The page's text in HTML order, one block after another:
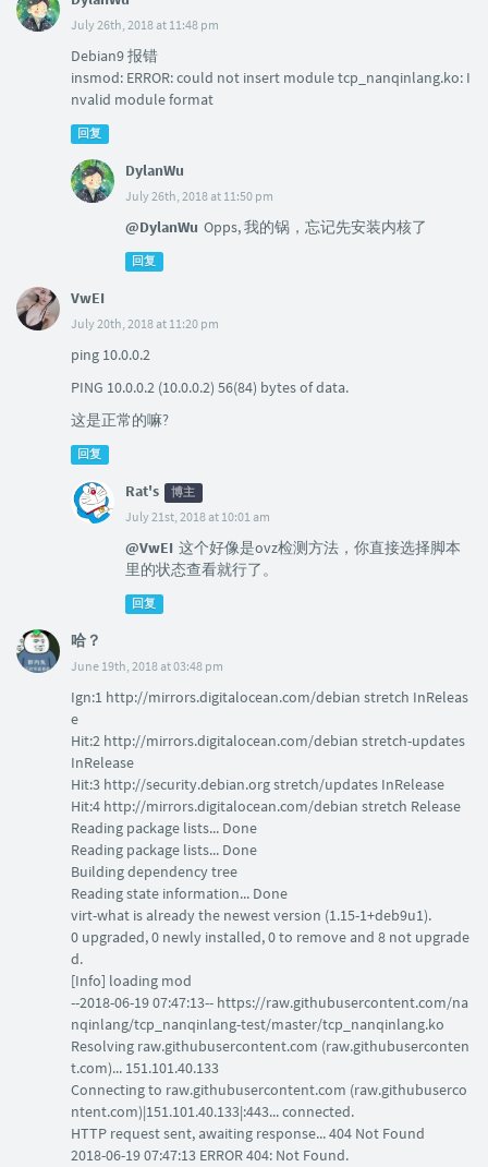
July 26th, 2018 at 11:48 pm
Debian9 报错
insmod: ERROR: could not insert module tcp_nanqinlang.ko: I
nvalid module format
回复
DylanWu
July 26th, 2018 at 11:50 pm
@DylanWu Opps, 我的锅，忘记先安装内核了
回复
VwEI
July 20th, 2018 at 11:20 pm
ping 10.0.0.2
PING 10.0.0.2 (10.0.0.2) 56(84) bytes of data.
这是正常的嘛?
回复
Rat's 博主
July 21st, 2018 at 10:01 am
@VwEI 这个好像是ovz检测方法，你直接选择脚本
里的状态查看就行了。
回复
哈？
June 19th, 2018 at 03:48 pm
Ign:1 http://mirrors.digitalocean.com/debian stretch InReleas
e
Hit:2 http://mirrors.digitalocean.com/debian stretch-updates
InRelease
Hit:3 http://security.debian.org stretch/updates InRelease
Hit:4 http://mirrors.digitalocean.com/debian stretch Release
Reading package lists... Done
Reading package lists... Done
Building dependency tree
Reading state information... Done
virt-what is already the newest version (1.15-1+deb9u1).
0 upgraded, 0 newly installed, 0 to remove and 8 not upgrade
d.
[Info] loading mod
--2018-06-19 07:47:13-- https://raw.githubusercontent.com/na
nqinlang/tcp_nanqinlang-test/master/tcp_nanqinlang.ko
Resolving raw.githubusercontent.com (raw.githubuserconten
t.com)... 151.101.40.133
Connecting to raw.githubusercontent.com (raw.githubuserco
ntent.com)|151.101.40.133|:443... connected.
HTTP request sent, awaiting response... 404 Not Found
2018-06-19 07:47:13 ERROR 404: Not Found.